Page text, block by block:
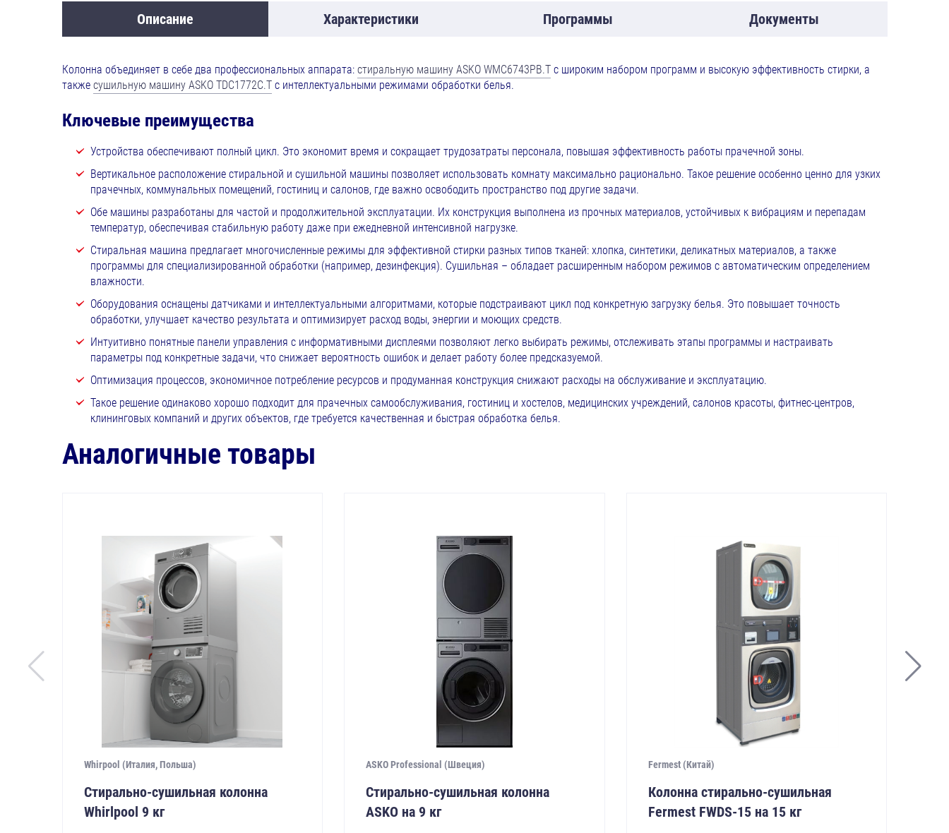
Описание Характеристики Программы Документы
Колонна объединяет в себе два профессиональных аппарата: стиральную машину ASKO WMC6743PB.Tс широким набором программ и высокую эффективность стирки, а
также сушильную машину ASKO TDC1772C.Tс интеллектуальными режимами обработки белья.
Ключевые преимущества
Устройства обеспечивают полный цикл. Это экономит время и сокращает трудозатраты персонала, повышая эффективность работы прачечной зоны.
Вертикальное расположение стиральной и сушильной машины позволяет использовать комнату максимально рационально. Такое решение особенно ценно для узких
прачечных, коммунальных помещений, гостиниц и салонов, где важно освободить пространство под другие задачи.
Обе машины разработаны для частой и продолжительной эксплуатации. Их конструкция выполнена из прочных материалов, устойчивых к вибрациям и перепадам
температур, обеспечивая стабильную работу даже при ежедневной интенсивной нагрузке.
Стиральная машина предлагает многочисленные режимы для эффективной стирки разных типов тканей: хлопка, синтетики, деликатных материалов, а также
программы для специализированной обработки (например, дезинфекция). Сушильная – обладает расширенным набором режимов с автоматическим определением
влажности.
Оборудования оснащены датчиками и интеллектуальными алгоритмами, которые подстраивают цикл под конкретную загрузку белья. Это повышает точность
обработки, улучшает качество результата и оптимизирует расход воды, энергии и моющих средств.
Интуитивно понятные панели управления с информативными дисплеями позволяют легко выбирать режимы, отслеживать этапы программы и настраивать
параметры под конкретные задачи, что снижает вероятность ошибок и делает работу более предсказуемой.
Оптимизация процессов, экономичное потребление ресурсов и продуманная конструкция снижают расходы на обслуживание и эксплуатацию.
Такое решение одинаково хорошо подходит для прачечных самообслуживания, гостиниц и хостелов, медицинских учреждений, салонов красоты, фитнес-центров,
клининговых компаний и других объектов, где требуется качественная и быстрая обработка белья.
Аналогичные товары
Whirpool (Италия, Польша)
Стирально-сушильная колонна
Whirlpool 9 кг
ASKO Professional (Швеция)
Стирально-сушильная колонна
ASKO на 9 кг
Fermest (Китай)
Колонна стирально-сушильная
Fermest FWDS-15 на 15 кг